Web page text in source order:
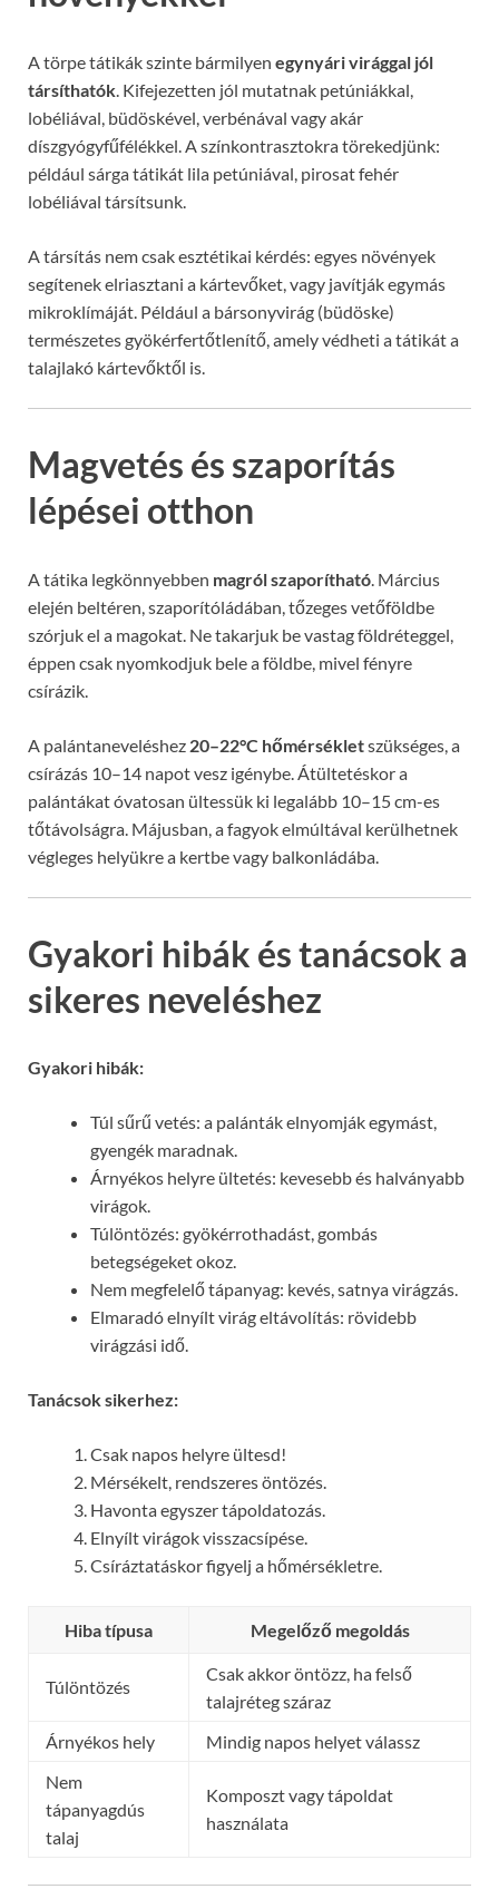
A törpe tátikák szinte bármilyen egynyári virággal jól
társíthatók. Kifejezetten jól mutatnak petúniákkal,
lobéliával, büdöskével, verbénával vagy akár
díszgyógyfűfélékkel. A színkontrasztokra törekedjünk:
például sárga tátikát lila petúniával, pirosat fehér
lobéliával társítsunk.
A társítás nem csak esztétikai kérdés: egyes növények
segítenek elriasztani a kártevőket, vagy javítják egymás
mikroklímáját. Például a bársonyvirág (büdöske)
természetes gyökérfertőtlenítő, amely védheti a tátikát a
talajlakó kártevőktől is.
Magvetés és szaporítás
lépései otthon
A tátika legkönnyebben magról szaporítható . Március
elején beltéren, szaporítóládában, tőzeges vetőföldbe
szórjuk el a magokat. Ne takarjuk be vastag földréteggel,
éppen csak nyomkodjuk bele a földbe, mivel fényre
csírázik.
A palántaneveléshez 20–22°C hőmérsékletszükséges, a
csírázás 10–14 napot vesz igénybe. Átültetéskor a
palántákat óvatosan ültessük ki legalább 10–15 cm-es
tőtávolságra. Májusban, a fagyok elmúltával kerülhetnek
végleges helyükre a kertbe vagy balkonládába.
Gyakori hibák és tanácsok a
sikeres neveléshez
Gyakori hibák:
Túl sűrű vetés: a palánták elnyomják egymást,
gyengék maradnak.
Árnyékos helyre ültetés: kevesebb és halványabb
virágok.
Túlöntözés: gyökérrothadást, gombás
betegségeket okoz.
Nem megfelelő tápanyag: kevés, satnya virágzás.
Elmaradó elnyílt virág eltávolítás: rövidebb
virágzási idő.
Tanácsok sikerhez:
Csak napos helyre ültesd!
Mérsékelt, rendszeres öntözés.
Havonta egyszer tápoldatozás.
Elnyílt virágok visszacsípése.
Csíráztatáskor figyelj a hőmérsékletre.
Hiba típusa Megelőző megoldás
Túlöntözés
Csak akkor öntözz, ha felső
talajréteg száraz
Árnyékos hely
Mindig napos helyet válassz
Nem
tápanyagdús
talaj
Komposzt vagy tápoldat
használata